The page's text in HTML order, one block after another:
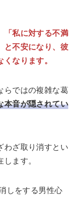
「私に対する不満
と不安になり、彼
なります。
らではの複雑な葛
本音が隠されてい
わざ取り消すとい
ます。
しをする男性心